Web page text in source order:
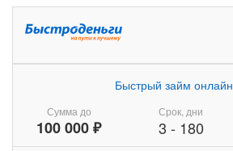
Сумма до
100 000 ₽
Быстрый займ онлайн
Срок, дни
3 - 180